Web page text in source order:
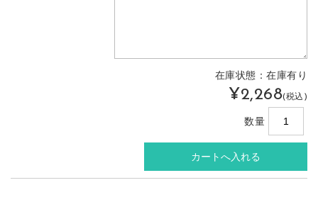
在庫状態：在庫有り
¥2,268(税込)
数量